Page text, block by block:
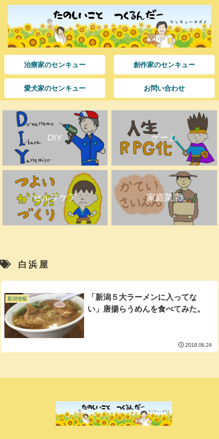
治療家のセンキュー 創作家のセンキュー
愛犬家のセンキュー お問い合わせ
DIY ゲーム
セルフケア 家庭菜園
白浜屋
新潟情報
「新潟５大ラーメンに入ってな
い」唐揚らうめんを食べてみた。
2018.06.24